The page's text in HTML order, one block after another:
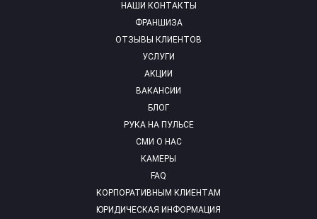
НАШИ КОНТАКТЫ
ФРАНШИЗА
ОТЗЫВЫ КЛИЕНТОВ
УСЛУГИ
АКЦИИ
ВАКАНСИИ
БЛОГ
РУКА НА ПУЛЬСЕ
СМИ О НАС
КАМЕРЫ
FAQ
КОРПОРАТИВНЫМ КЛИЕНТАМ
ЮРИДИЧЕСКАЯ ИНФОРМАЦИЯ